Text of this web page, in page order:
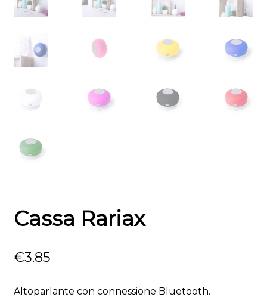
Cassa Rariax
€3.85
Altoparlante con connessione Bluetooth.